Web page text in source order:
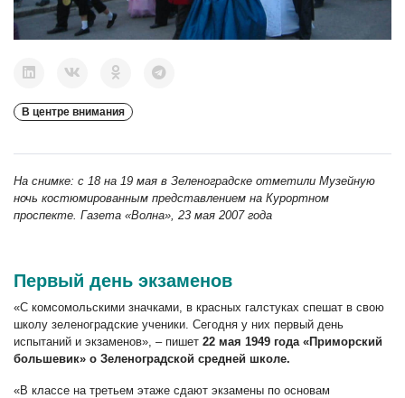
В центре внимания
На снимке: с 18 на 19 мая в Зеленоградске отметили Музейную
ночь костюмированным представлением на Курортном
проспекте. Газета «Волна», 23 мая 2007 года
Первый день экзаменов
«С комсомольскими значками, в красных галстуках спешат в свою
школу зеленоградские ученики. Сегодня у них первый день
испытаний и экзаменов», – пишет 22 мая 1949 года «Приморский
большевик» о Зеленоградской средней школе.
«В классе на третьем этаже сдают экзамены по основам